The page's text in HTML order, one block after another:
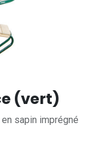
(vert)
sapin imprégné